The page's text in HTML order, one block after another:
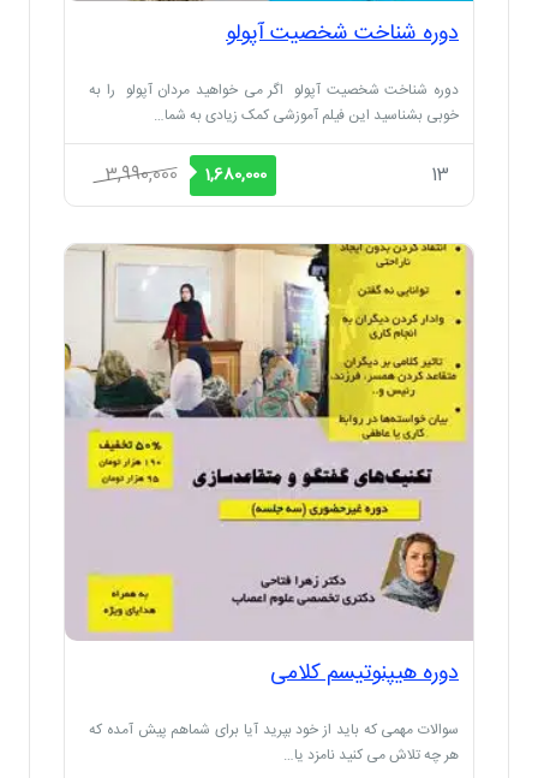
دوره شناخت شخصیت آپولو
دوره شناخت شخصیت آپولو اگر می خواهید مردان آپولو را به
خوبی بشناسید این فیلم آموزشی کمک زیادی به شما…
13
3,990,000
قیمت
اصلی
3,990,000 ریال
بود.
1,680,000 قیمت
فعلی
1,680,000 ریال
است.
دوره هیپنوتیسم کلامی
سوالات مهمی که باید از خود بپرید آیا برای شماهم پیش آمده که
هر چه تلاش می کنید نامزد یا…